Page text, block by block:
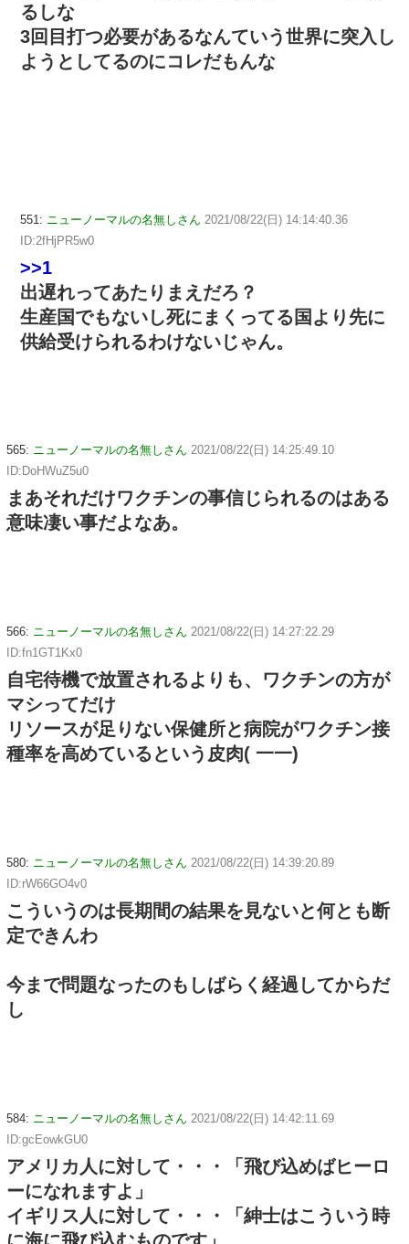
るしな
3回目打つ必要があるなんていう世界に突入し
ようとしてるのにコレだもんな
551: ニューノーマルの名無しさん 2021/08/22(日) 14:14:40.36
ID:2fHjPR5w0
>>1
出遅れってあたりまえだろ？
生産国でもないし死にまくってる国より先に
供給受けられるわけないじゃん。
565: ニューノーマルの名無しさん 2021/08/22(日) 14:25:49.10
ID:DoHWuZ5u0
まあそれだけワクチンの事信じられるのはある
意味凄い事だよなあ。
566: ニューノーマルの名無しさん 2021/08/22(日) 14:27:22.29
ID:fn1GT1Kx0
自宅待機で放置されるよりも、ワクチンの方が
マシってだけ
リソースが足りない保健所と病院がワクチン接
種率を高めているという皮肉( 一一)
580: ニューノーマルの名無しさん 2021/08/22(日) 14:39:20.89
ID:rW66GO4v0
こういうのは長期間の結果を見ないと何とも断
定できんわ
今まで問題なったのもしばらく経過してからだ
し
584: ニューノーマルの名無しさん 2021/08/22(日) 14:42:11.69
ID:gcEowkGU0
アメリカ人に対して・・・「飛び込めばヒーロ
ーになれますよ」
イギリス人に対して・・・「紳士はこういう時